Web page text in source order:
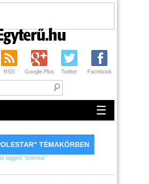
RSS Google Plus Twitter Facebook
☰
TÉMAKÖRBEN
tagged "polestar"